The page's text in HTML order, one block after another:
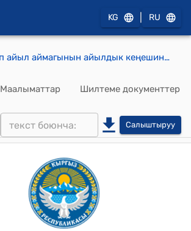
KG RU
Түп айыл аймагынын айылдык кеңешинин 2025-жылдын 3-апрелиндеги №45 "Түп айыл аймагынын №3256 участкалык шайлоо комиссиясынын резервине мүчөлөрдү катоо жөнүндө" токтому
Маалыматтар Шилтеме документтер
Салыштыруу